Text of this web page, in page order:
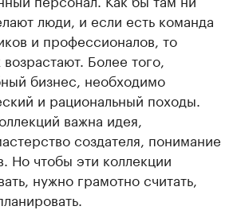
люди, и если есть команда
и профессионалов, то
Более того,
бизнес, необходимо
и рациональный походы.
важна идея,
создателя, понимание
Но чтобы эти коллекции
нужно грамотно считать,